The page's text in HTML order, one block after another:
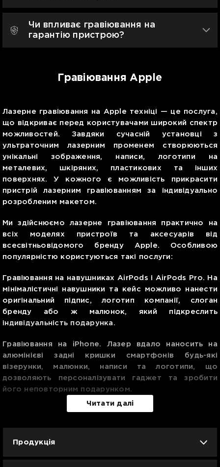
Чи впливає гравіювання на
гарантію пристрою?
Гравіювання Apple
Лазерне гравіювання на Apple техніці — це послуга,
що відкриває перед користувачами широкий спектр
можливостей. Завдяки сучасній установці з
ультраточним лазерним променем створюються
унікальні зображення, написи, логотипи на
металевих, шкіряних, пластикових та інших
поверхнях. У кожного є можливість прикрасити
пристрій лазерним гравіюванням за індивідуально
розробленим макетом.
Ми здійснюємо лазерне гравіювання практично на
всіх моделях пристроїв та аксесуарів від
всесвітньовідомого бренду Apple. Особливою
популярністю користуються такі послуги:
Гравіювання на навушниках AirPods і AirPods Pro. На
мінімалістичні навушники та кейс можливо нанести
оригінальний підпис, логотип компанії, слоган
бренду або ж малюнок, який підкреслить
індивідуальність подарунка.
Гравіювання на iPhone. Лазер вдало наносить на
алюмінієві задні кришки смартфонів будь-які
візерунки, малюнки, написи та логотипи, що
дозволяють персоналізувати гаджет та зробити
його неповторним подарунком.
Читати далі
Продукція